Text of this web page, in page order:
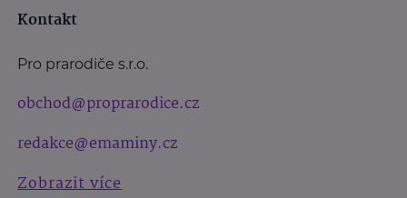
Kontakt
Pro prarodiče s.r.o.
obchod@proprarodice.cz
redakce@emaminy.cz
Zobrazit více